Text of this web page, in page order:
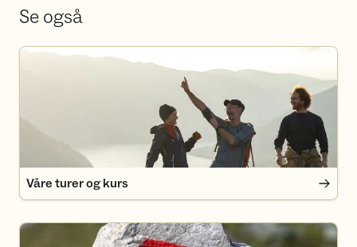
Se også
Våre turer og kurs
Våre turer og kurs
Medlemsfordeler i Turlaget